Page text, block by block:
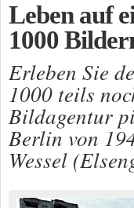
Leben auf
1000
Erleben Sie
1000 teils
Bildagentur
Berlin von
Wessel